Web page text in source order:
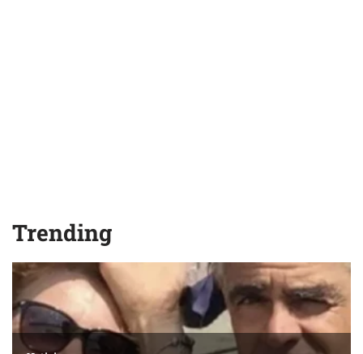
Trending